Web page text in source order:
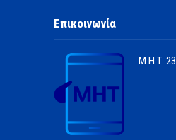
Επικοινωνία
Μ.Η.Τ.